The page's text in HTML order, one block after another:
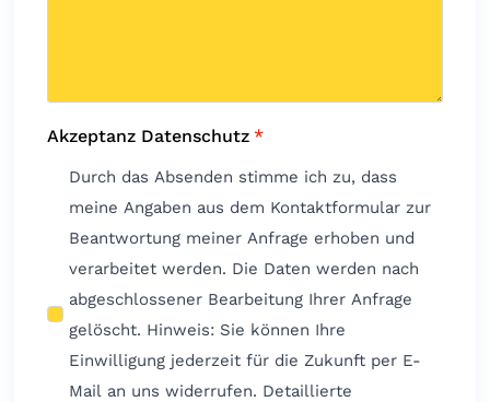
Akzeptanz Datenschutz *
Durch das Absenden stimme ich zu, dass
meine Angaben aus dem Kontaktformular zur
Beantwortung meiner Anfrage erhoben und
verarbeitet werden. Die Daten werden nach
abgeschlossener Bearbeitung Ihrer Anfrage
gelöscht. Hinweis: Sie können Ihre
Einwilligung jederzeit für die Zukunft per E-
Mail an uns widerrufen. Detaillierte